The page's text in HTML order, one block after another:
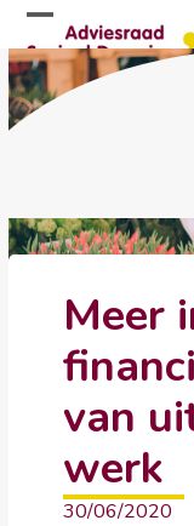
Skip
to
content
Open
mobile
menu
Close
mobile
menu
Meer
van
werk
30/06/2020